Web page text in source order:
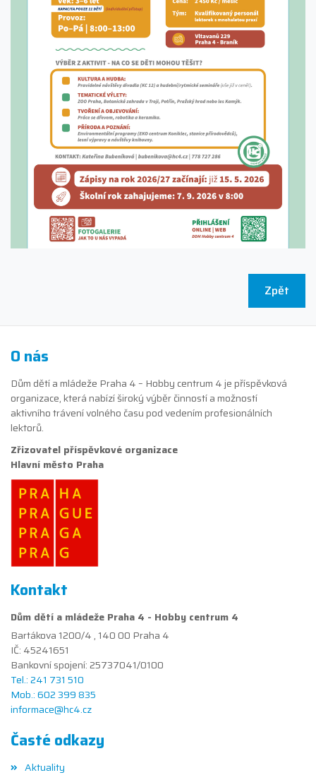
Zpět
O nás
Dům dětí a mládeže Praha 4 – Hobby centrum 4 je příspěvková
organizace, která nabízí široký výběr činností a možností
aktivního trávení volného času pod vedením profesionálních
lektorů.
Zřizovatel příspěvkové organizace
Hlavní město Praha
Kontakt
Dům dětí a mládeže Praha 4 - Hobby centrum 4
Bartákova 1200/4 , 140 00 Praha 4
IČ: 45241651
Bankovní spojení: 25737041/0100
Tel.: 241 731 510
Mob.: 602 399 835
informace@hc4.cz
Časté odkazy
Aktuality